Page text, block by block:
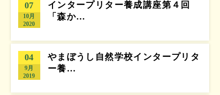
07
10月
2020
インタープリター養成講座第４回
「森か…
04
9月
2019
やまぼうし自然学校インタープリタ
ー養…